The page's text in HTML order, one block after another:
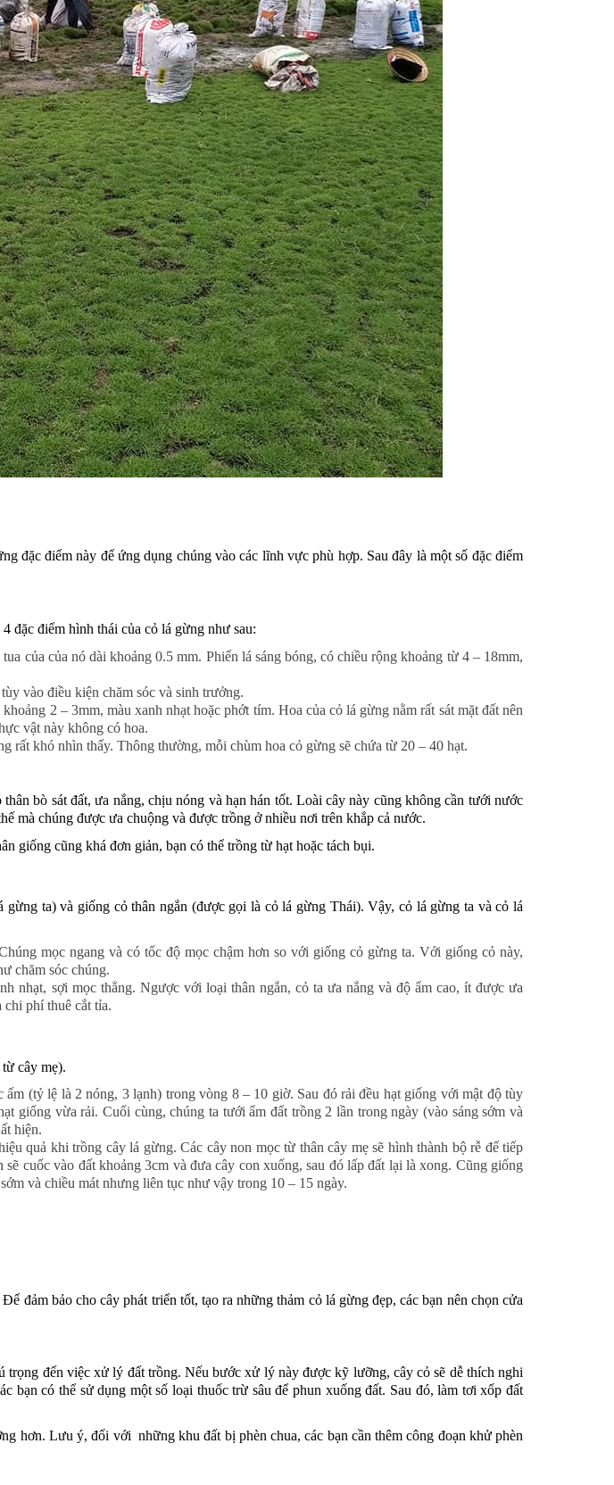
đặc điểm này để ứng dụng chúng vào các lĩnh vực phù hợp. Sau đây là một số đặc điểm
đặc điểm hình thái của cỏ lá gừng như sau:
của của nó dài khoảng 0.5 mm. Phiến lá sáng bóng, có chiều rộng khoảng từ 4 – 18mm,
vào điều kiện chăm sóc và sinh trưởng.
2 – 3mm, màu xanh nhạt hoặc phớt tím. Hoa của cỏ lá gừng nằm rất sát mặt đất nên
vật này không có hoa.
rất khó nhìn thấy. Thông thường, mỗi chùm hoa cỏ gừng sẽ chứa từ 20 – 40 hạt.
bò sát đất, ưa nắng, chịu nóng và hạn hán tốt. Loài cây này cũng không cần tưới nước
mà chúng được ưa chuộng và được trồng ở nhiều nơi trên khắp cả nước.
giống cũng khá đơn giản, bạn có thể trồng từ hạt hoặc tách bụi.
ta) và giống cỏ thân ngắn (được gọi là cỏ lá gừng Thái). Vậy, cỏ lá gừng ta và cỏ lá
mọc ngang và có tốc độ mọc chậm hơn so với giống cỏ gừng ta. Với giống cỏ này,
chăm sóc chúng.
nhạt, sợi mọc thẳng. Ngược với loại thân ngắn, cỏ ta ưa nắng và độ ẩm cao, ít được ưa
phí thuê cắt tỉa.
cây mẹ).
(tỷ lệ là 2 nóng, 3 lạnh) trong vòng 8 – 10 giờ. Sau đó rải đều hạt giống với mật độ tùy
giống vừa rải. Cuối cùng, chúng ta tưới ẩm đất trồng 2 lần trong ngày (vào sáng sớm và
hiện.
quả khi trồng cây lá gừng. Các cây non mọc từ thân cây mẹ sẽ hình thành bộ rễ để tiếp
cuốc vào đất khoảng 3cm và đưa cây con xuống, sau đó lấp đất lại là xong. Cũng giống
và chiều mát nhưng liên tục như vậy trong 10 – 15 ngày.
đảm bảo cho cây phát triển tốt, tạo ra những thảm cỏ lá gừng đẹp, các bạn nên chọn cửa
đến việc xử lý đất trồng. Nếu bước xử lý này được kỹ lưỡng, cây cỏ sẽ dễ thích nghi
bạn có thể sử dụng một số loại thuốc trừ sâu để phun xuống đất. Sau đó, làm tơi xốp đất
hơn. Lưu ý, đối với những khu đất bị phèn chua, các bạn cần thêm công đoạn khử phèn